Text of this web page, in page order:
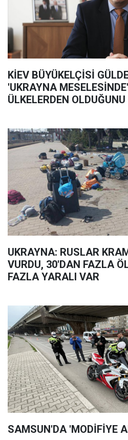
KİEV BÜYÜKELÇİSİ
'UKRAYNA
ÜLKELERDEN
UKRAYNA: RUSLAR
VURDU, 30'DAN FAZLA
FAZLA YARALI VAR
SAMSUN'DA 'MODİFİYE